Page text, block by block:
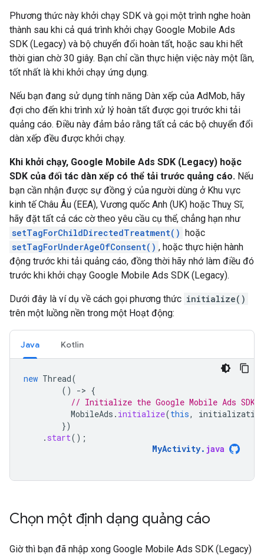
Phương thức này khởi chạy SDK và gọi một trình nghe hoàn
thành sau khi cả quá trình khởi chạy Google Mobile Ads
SDK (Legacy) và bộ chuyển đổi hoàn tất, hoặc sau khi hết
thời gian chờ 30 giây. Bạn chỉ cần thực hiện việc này một lần,
tốt nhất là khi khởi chạy ứng dụng.
Nếu bạn đang sử dụng tính năng Dàn xếp của AdMob, hãy
đợi cho đến khi trình xử lý hoàn tất được gọi trước khi tải
quảng cáo. Điều này đảm bảo rằng tất cả các bộ chuyển đổi
dàn xếp đều được khởi chạy.
Khi khởi chạy, Google Mobile Ads SDK (Legacy) hoặc
SDK của đối tác dàn xếp có thể tải trước quảng cáo. Nếu
bạn cần nhận được sự đồng ý của người dùng ở Khu vực
kinh tế Châu Âu (EEA), Vương quốc Anh (UK) hoặc Thuỵ Sĩ,
hãy đặt tất cả các cờ theo yêu cầu cụ thể, chẳng hạn như
setTagForChildDirectedTreatment() hoặc
setTagForUnderAgeOfConsent() , hoặc thực hiện hành
động trước khi tải quảng cáo, đồng thời hãy nhớ làm điều đó
trước khi khởi chạy Google Mobile Ads SDK (Legacy).
Dưới đây là ví dụ về cách gọi phương thức initialize()
trên một luồng nền trong một Hoạt động:
Java Kotlin
new Thread(
()
-> {
// Initialize the Google Mobile Ads SDK
MobileAds . initialize(this,
})
. start();
MyActivity. java
Chọn một định dạng quảng cáo
Giờ thì bạn đã nhập xong Google Mobile Ads SDK (Legacy)